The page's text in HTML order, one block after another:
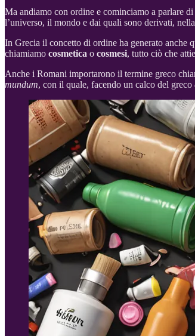
Ma andiamo con ordine e cominciamo a parlare
l’universo, il mondo e dai quali sono derivati,
In Grecia il concetto di ordine ha generato anche
chiamiamo cosmetica o cosmesi, tutto ciò che
Anche i Romani importarono il termine greco
mundum, con il quale, facendo un calco del greco